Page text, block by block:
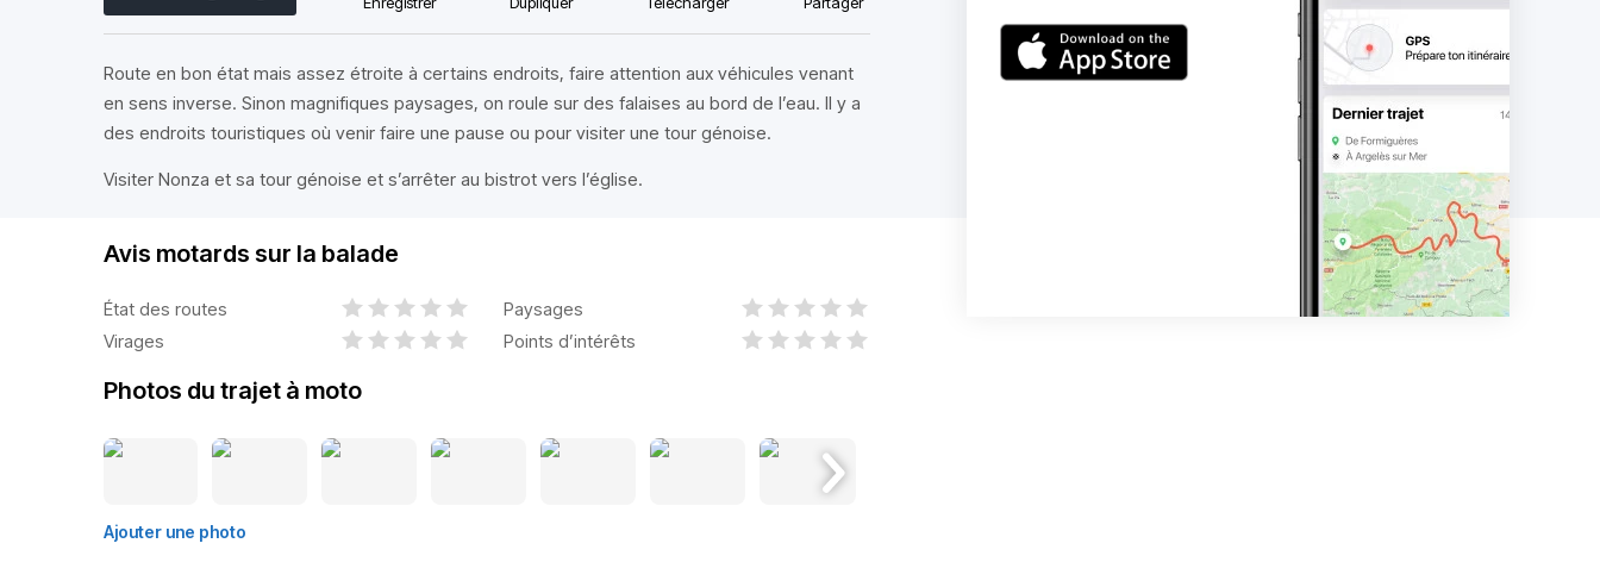
Route en bon état mais assez étroite à certains endroits, faire attention aux véhicules venant
en sens inverse. Sinon magnifiques paysages, on roule sur des falaises au bord de l’eau. Il y a
des endroits touristiques où venir faire une pause ou pour visiter une tour génoise.
Visiter Nonza et sa tour génoise et s’arrêter au bistrot vers l’église.
Avis motards sur la balade
État des routes
Paysages
Virages
Points d’intérêts
Photos du trajet à moto
Ajouter une photo